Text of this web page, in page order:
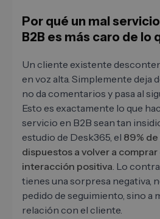
Por qué un mal
B2B es más caro de lo
Un cliente existente
en voz alta. Simplemente deja
no da comentarios y pasa al
Esto es exactamente lo que
servicio en B2B sean tan
estudio de Desk365, el 89%
dispuestos a volver a
interacción positiva. Lo
tienes una sorpresa negativa,
pedido de seguimiento, sino a
relación con el cliente.